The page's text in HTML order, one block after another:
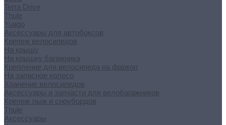
Terra Drive
Thule
Yuago
Аксессуары для автобоксов
Крепеж велосипедов
На крышу
На крышку багажника
Крепление для велосипеда на фаркоп
На запасное колесо
Хранение велосипедов
Аксессуары и запчасти для велобагажников
Крепеж лыж и сноубордов
Thule
Аксессуары